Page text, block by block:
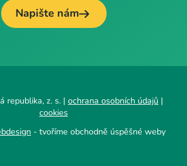
Napište nám
republika, z. s. | ochrana osobních údajů |
cookies
- tvoříme obchodně úspěšné weby